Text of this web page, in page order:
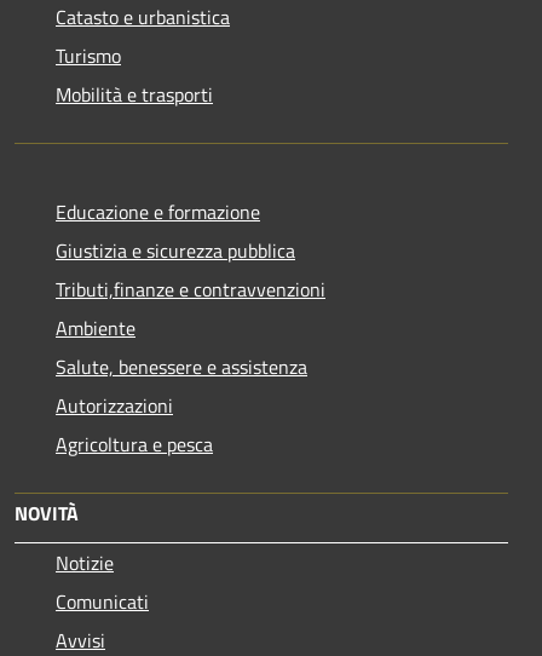
Catasto e urbanistica
Turismo
Mobilità e trasporti
Educazione e formazione
Giustizia e sicurezza pubblica
Tributi,finanze e contravvenzioni
Ambiente
Salute, benessere e assistenza
Autorizzazioni
Agricoltura e pesca
NOVITÀ
Notizie
Comunicati
Avvisi